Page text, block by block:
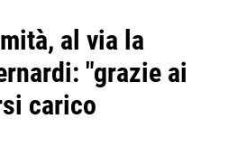
al via la
"grazie ai
carico